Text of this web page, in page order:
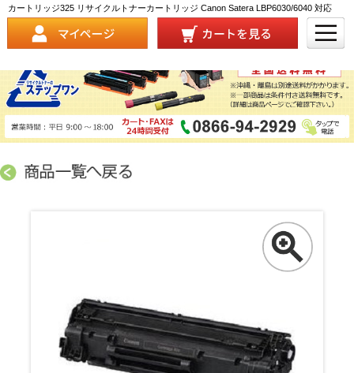
カートリッジ325 リサイクルトナーカートリッジ Canon Satera LBP6030/6040 対応
商品詳細